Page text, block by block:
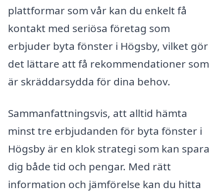
plattformar som vår kan du enkelt få
kontakt med seriösa företag som
erbjuder byta fönster i Högsby, vilket gör
det lättare att få rekommendationer som
är skräddarsydda för dina behov.
Sammanfattningsvis, att alltid hämta
minst tre erbjudanden för byta fönster i
Högsby är en klok strategi som kan spara
dig både tid och pengar. Med rätt
information och jämförelse kan du hitta